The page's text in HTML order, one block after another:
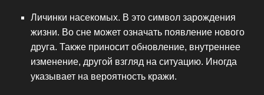
Личинки насекомых. В это символ зарождения
жизни. Во сне может означать появление нового
друга. Также приносит обновление, внутреннее
изменение, другой взгляд на ситуацию. Иногда
указывает на вероятность кражи.